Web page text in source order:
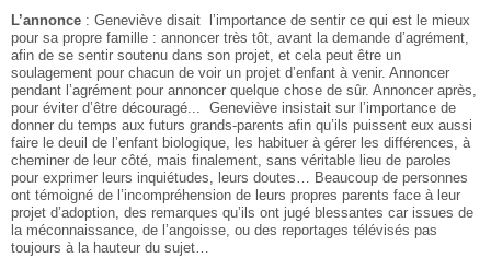
L’annonce : Geneviève disait l’importance de sentir ce qui est le mieux
pour sa propre famille : annoncer très tôt, avant la demande d’agrément,
afin de se sentir soutenu dans son projet, et cela peut être un
soulagement pour chacun de voir un projet d’enfant à venir. Annoncer
pendant l’agrément pour annoncer quelque chose de sûr. Annoncer après,
pour éviter d’être découragé... Geneviève insistait sur l’importance de
donner du temps aux futurs grands-parents afin qu’ils puissent eux aussi
faire le deuil de l’enfant biologique, les habituer à gérer les différences, à
cheminer de leur côté, mais finalement, sans véritable lieu de paroles
pour exprimer leurs inquiétudes, leurs doutes… Beaucoup de personnes
ont témoigné de l’incompréhension de leurs propres parents face à leur
projet d’adoption, des remarques qu’ils ont jugé blessantes car issues de
la méconnaissance, de l’angoisse, ou des reportages télévisés pas
toujours à la hauteur du sujet…